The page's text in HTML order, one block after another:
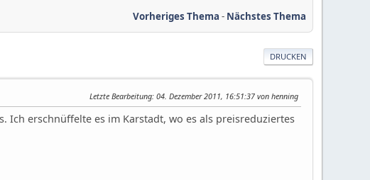
Vorheriges Thema - Nächstes Thema
DRUCKEN
Letzte Bearbeitung: 04. Dezember 2011, 16:51:37 von henning
Ich erschnüffelte es im Karstadt, wo es als preisreduziertes